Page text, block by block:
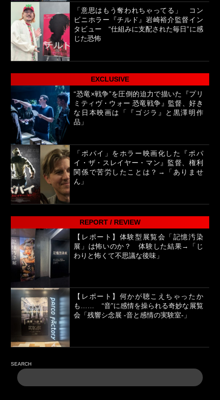
「意思はもう奪われちゃってる」 コン
ビニホラー『チルド』岩崎裕介監督イン
タビュー “仕組みに支配された毎日”に感
じた恐怖
EXCLUSIVE
“恐竜×戦争”を圧倒的迫力で描いた『プリ
ミティヴ・ウォー 恐竜戦争』監督、好き
な日本映画は「『ゴジラ』と黒澤明作
品」
「ポパイ」をホラー映画化した『ポパ
イ・ザ・スレイヤー・マン』監督、権利
関係で苦労したことは？→「ありませ
ん」
REPORT / REVIEW
【レポート】体験型展覧会「記憶汚染
展」は怖いのか？ 体験した結果→「じ
わりと怖くて不思議な後味」
【レポート】何かが聴こえちゃったか
も…… “音”に感情を操られる奇妙な展覧
会「残響シ念展 -⾳と感情の実験室-」
SEARCH